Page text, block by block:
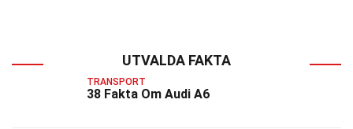
UTVALDA FAKTA
TRANSPORT
38 Fakta Om Audi A6